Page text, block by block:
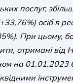
послуг,
осіб в
При цьому,
отримані
на